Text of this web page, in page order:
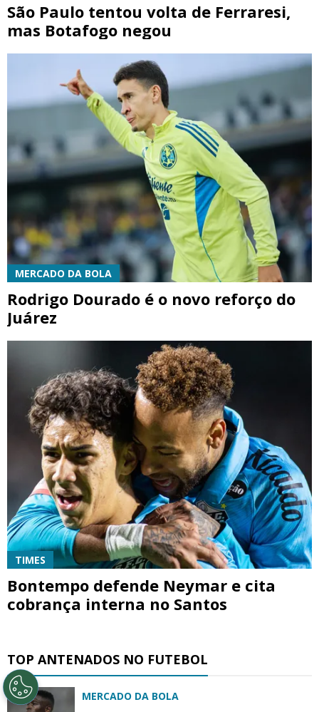
São Paulo tentou volta de Ferraresi,
mas Botafogo negou
MERCADO DA BOLA
Rodrigo Dourado é o novo reforço do
Juárez
TIMES
Bontempo defende Neymar e cita
cobrança interna no Santos
TOP ANTENADOS NO FUTEBOL
MERCADO DA BOLA